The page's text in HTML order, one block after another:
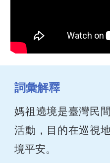
詞彙解釋
媽祖遶境是臺灣民
活動，目的在巡視
境平安。